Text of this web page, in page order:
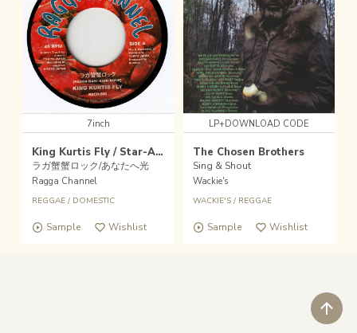
7inch
King Kurtis Fly / Star-A a.k.a Bengteng
ラガ蟹蟹ロック/あなたへ光
Ragga Channel
REGGAE/ DOMESTIC
Sample Wishlist
LP+DOWNLOAD CODE
The Chosen Brothers
Sing & Shout
Wackie's
WACKIE'S/ REGGAE
Sample Wishlist